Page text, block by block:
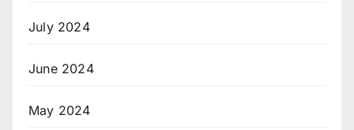
July 2024
June 2024
May 2024